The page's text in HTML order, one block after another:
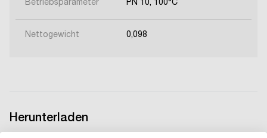
Betriebsparameter PN 10, 100°C
Nettogewicht 0,098
Herunterladen